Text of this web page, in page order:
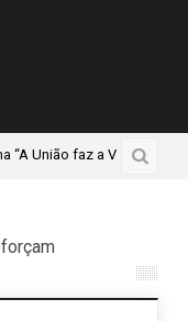
faz a Vida”, do